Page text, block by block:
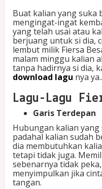
M
a
k
i
n
K
e
l
b
Buat kalian yang suka
mengingat-ingat
yang telah usai atau
berjuang untuk si dia,
lembut milik Fiersa
malam minggu kalian
tanpa hadirnya si dia,
download lagu nya ya..
Lagu-Lagu
Garis Terdepan
Hubungan kalian
padahal kalian sudah
dia membutuhkan
tetapi tidak juga.
sebenarnya tidak
menyimpulkan jika
tangan.